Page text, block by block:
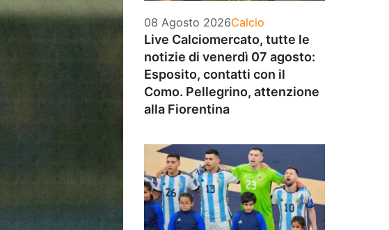
08 Agosto 2026Categorie
Calcio
Live Calciomercato, tutte le
notizie di venerdì 07 agosto:
Esposito, contatti con il
Como. Pellegrino, attenzione
alla Fiorentina